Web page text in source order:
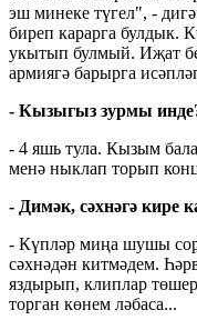
эш минеке түгел", -
биреп карарга булдык.
укытып булмый. Иҗат
армиягә барырга
- Кызыгыз зурмы
- 4 яшь тула. Кызым
менә ныклап торып
- Димәк, сәхнәгә кире
- Күпләр миңа шушы
сәхнәдән китмәдем.
яздырып, клиплар
торган көнем ләбаса...